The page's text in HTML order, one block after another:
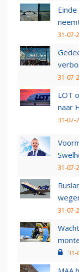
31-07-
31-07-
LOT
naar
31-07-
31-07-
31-07-
31-